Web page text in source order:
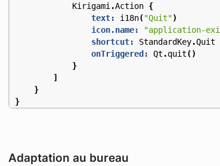
Kirigami.Action {
text:
i18n("Quit")
icon.name:
"application-
shortcut:
StandardKey.Quit
onTriggered:
Qt .quit()
}
]
}
}
Adaptation au bureau